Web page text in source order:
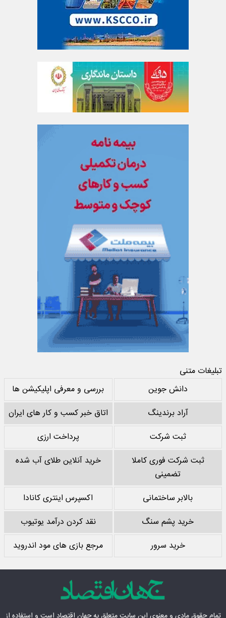
تبلیغات متنی
دانش جوین
بررسی و معرفی اپلیکیشن ها
آراد برندینگ
اتاق خبر کسب و کار های ایران
ثبت شرکت
پرداخت ارزی
ثبت شرکت فوری کاملا
تضمینی
خرید آنلاین طلای آب شده
بالابر ساختمانی
اکسپرس اینتری کانادا
خرید پشم سنگ
نقد کردن درآمد یوتیوب
خرید سرور
مرجع بازی های مود اندروید